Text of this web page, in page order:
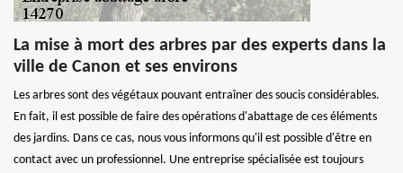
La mise à mort des arbres par des experts dans la
ville de Canon et ses environs
Les arbres sont des végétaux pouvant entraîner des soucis considérables.
En fait, il est possible de faire des opérations d'abattage de ces éléments
des jardins. Dans ce cas, nous vous informons qu'il est possible d'être en
contact avec un professionnel. Une entreprise spécialisée est toujours